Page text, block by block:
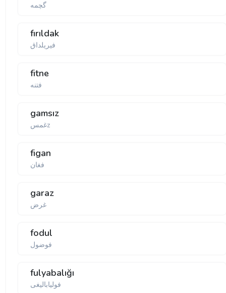
گچمە
fırıldak
فیریلداق
fitne
فتنه
gamsız
غمسz
figan
فغان
garaz
غرض
fodul
فوضول
fulyabalığı
فولیا‌بالیغی